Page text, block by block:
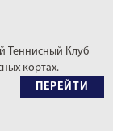
Теннисный Клуб
кортах.
ПЕРЕЙТИ